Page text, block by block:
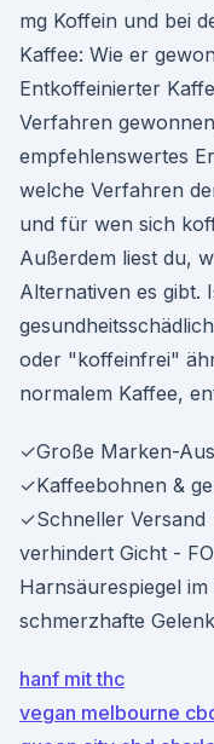
mg Koffein und bei
Kaffee: Wie er
Entkoffeinierter
Verfahren
empfehlenswertes
welche Verfahren
und für wen sich
Außerdem liest du,
Alternativen es gibt.
oder "koffeinfrei"
normalem Kaffee,
✓Große Marken-
✓Kaffeebohnen &
✓Schneller
verhindert Gicht -
Harnsäurespiegel
schmerzhafte
hanf mit thc
vegan melbourne